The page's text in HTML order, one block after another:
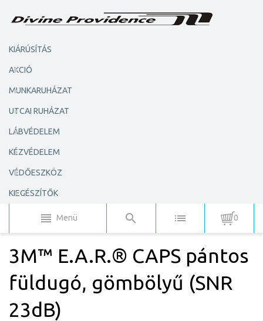
KIÁRÚSÍTÁS
AKCIÓ
MUNKARUHÁZAT
UTCAI RUHÁZAT
LÁBVÉDELEM
KÉZVÉDELEM
VÉDŐESZKÖZ
KIEGÉSZÍTŐK
Menü 0
3M™ E.A.R.® CAPS pántos
füldugó, gömbölyű (SNR
23dB)